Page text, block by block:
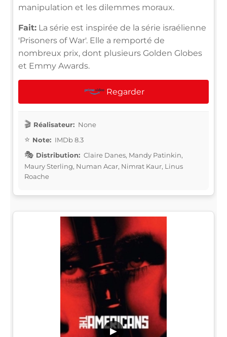
manipulation et les dilemmes moraux.
Fait: La série est inspirée de la série israélienne
'Prisoners of War'. Elle a remporté de
nombreux prix, dont plusieurs Golden Globes
et Emmy Awards.
Regarder
Réalisateur: None
Note: IMDb 8.3
Distribution: Claire Danes, Mandy Patinkin,
Maury Sterling, Numan Acar, Nimrat Kaur, Linus
Roache
▶